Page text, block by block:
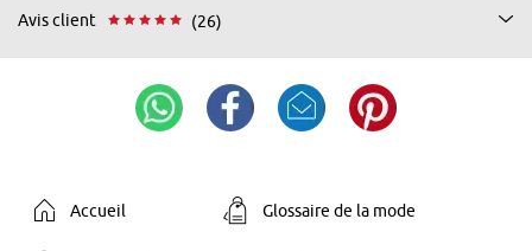
Avis client (26)
Accueil Glossaire de la mode